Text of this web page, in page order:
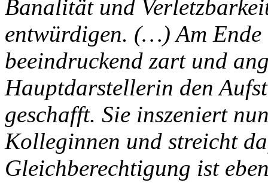
Banalität und
entwürdigen. (…) Am
beeindruckend zart und
Hauptdarstellerin den
geschafft. Sie inszeniert
Kolleginnen und streicht
Gleichberechtigung ist